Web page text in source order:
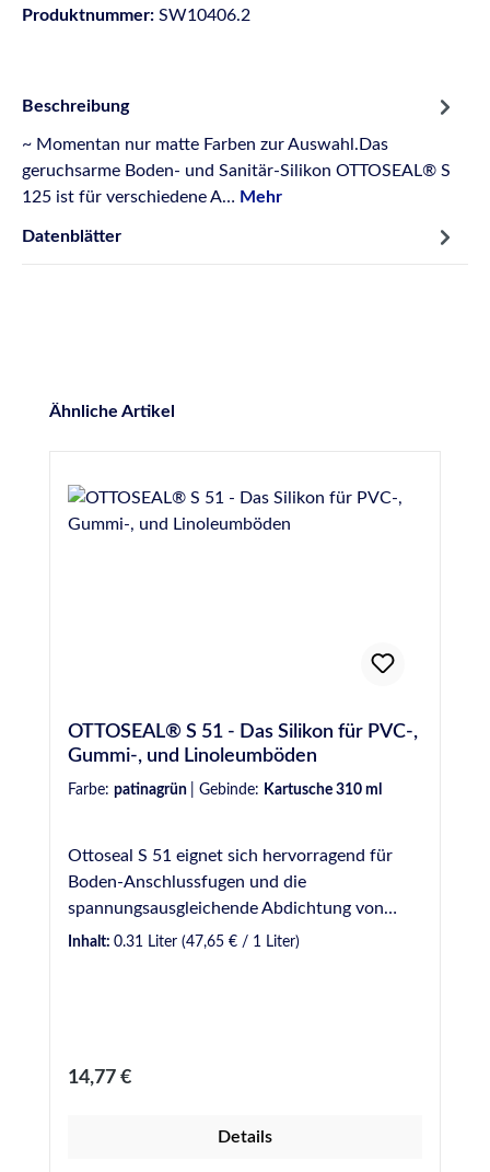
Produktnummer: SW10406.2
Beschreibung
~ Momentan nur matte Farben zur Auswahl.Das
geruchsarme Boden- und Sanitär-Silikon OTTOSEAL® S
125 ist für verschiedene A… Mehr
Datenblätter
Produktgalerie überspringen
Ähnliche Artikel
OTTOSEAL® S 51 - Das Silikon für PVC-,
Gummi-, und Linoleumböden
Farbe: patinagrün Gebinde: Kartusche 310 ml
Ottoseal S 51 eignet sich hervorragend für
Boden-Anschlussfugen und die
spannungsausgleichende Abdichtung von
Bodenbelägen aus Kunststoff, aber auch für
Kartuschen / KartonEigenschaften: 1K-
Silicon-Dichtstoff auf Basis eines Aminoxim-
und UV-Beständigkeit. Farblich an
Inhalt: 0.31 Liter (47,65 € / 1 Liter)
Regulärer Preis:
14,77 €
Details